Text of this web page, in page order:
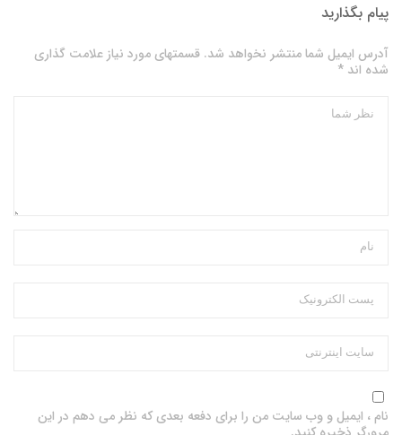
پیام بگذارید
آدرس ایمیل شما منتشر نخواهد شد. قسمتهای مورد نیاز علامت گذاری
شده اند *
نام ، ایمیل و وب سایت من را برای دفعه بعدی که نظر می دهم در این